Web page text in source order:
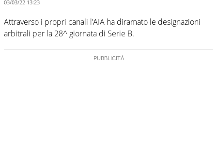
03/03/22 13:23
Attraverso i propri canali l’AIA ha diramato le designazioni
arbitrali per la 28^ giornata di Serie B.